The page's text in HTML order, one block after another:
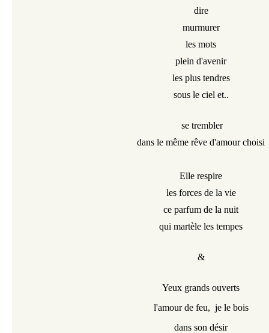
dire
murmurer
les mots
plein d'avenir
les plus tendres
sous le ciel et..
se trembler
dans le même rêve d'amour choisi
Elle respire
les forces de la vie
ce parfum de la nuit
qui martèle les tempes
&
Yeux grands ouverts
l'amour de feu, je le bois
dans son désir